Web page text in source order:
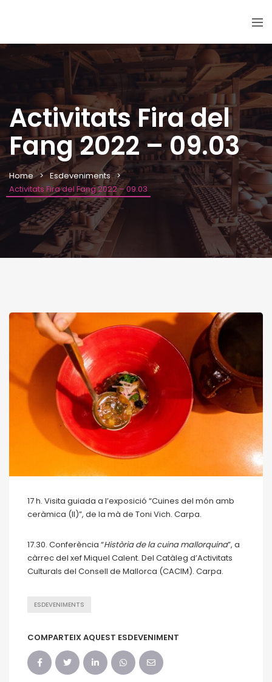
Activitats Fira del
Fang 2022 – 09.03
Home
Esdeveniments
Activitats Fira del Fang 2022 – 09.03
17 h. Visita guiada a l’exposició “Cuines del món amb
ceràmica (II)”, de la mà de Toni Vich. Carpa.
17.30. Conferència “Història de la cuina mallorquina”, a
càrrec del xef Miquel Calent. Del Catàleg d’Activitats
Culturals del Consell de Mallorca (CACIM). Carpa.
ESDEVENIMENTS
COMPARTEIX AQUEST ESDEVENIMENT